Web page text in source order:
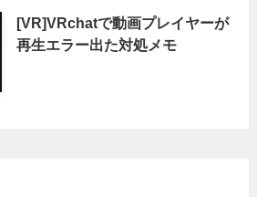
[VR]VRchatで動画プレイヤーが
再生エラー出た対処メモ